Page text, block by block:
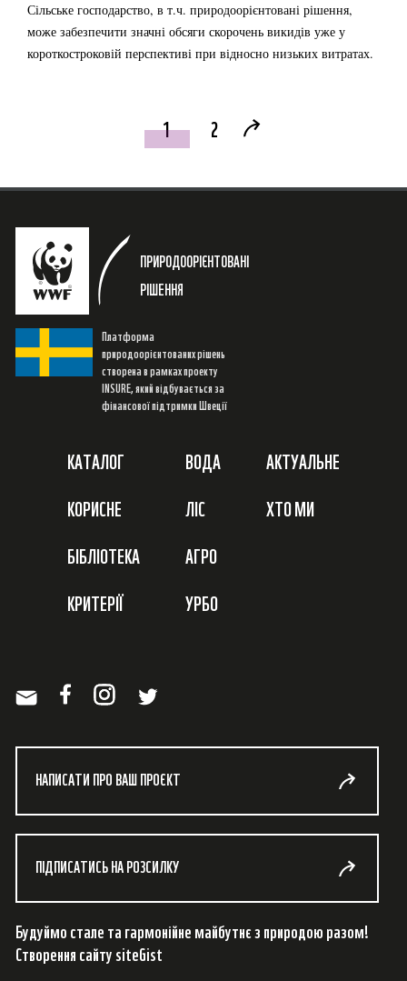
Сільське господарство, в т.ч. природоорієнтовані рішення,
може забезпечити значні обсяги скорочень викидів уже у
короткостроковій перспективі при відносно низьких витратах.
1 2
ПРИРОДООРІЄНТОВАНІ
РІШЕННЯ
Платформа
природоорієнтованих рішень
створена в рамках проекту
INSURE, який відбувається за
фінансової підтримки Швеції
КАТАЛОГ
КОРИСНЕ
БІБЛІОТЕКА
КРИТЕРІЇ
ВОДА
ЛІС
АГРО
УРБО
АКТУАЛЬНЕ
ХТО МИ
НАПИСАТИ ПРО ВАШ ПРОЄКТ
ПІДПИСАТИСЬ НА РОЗСИЛКУ
Будуймо стале та гармонійне майбутнє з природою разом!
Створення сайту siteGist